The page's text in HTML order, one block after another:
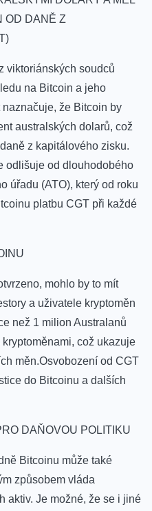
OD DANĚ Z
viktoriánských soudců
na Bitcoin a jeho
že Bitcoin by
australských dolarů, což
z ‍kapitálového zisku.‌
odlišuje od dlouhodobého
úřadu (ATO), který od roku⁣
platbu CGT ⁤při každé
mohlo by ​to mít⁣
⁤a uživatele kryptoměn​
než 1 milion Australanů
což ​ukazuje
měn.Osvobození od CGT‍
do Bitcoinu a dalších
DAŇOVOU ‍POLITIKU
Bitcoinu může‌ také
způsobem​ vláda⁣
aktiv. Je možné, že se i jiné